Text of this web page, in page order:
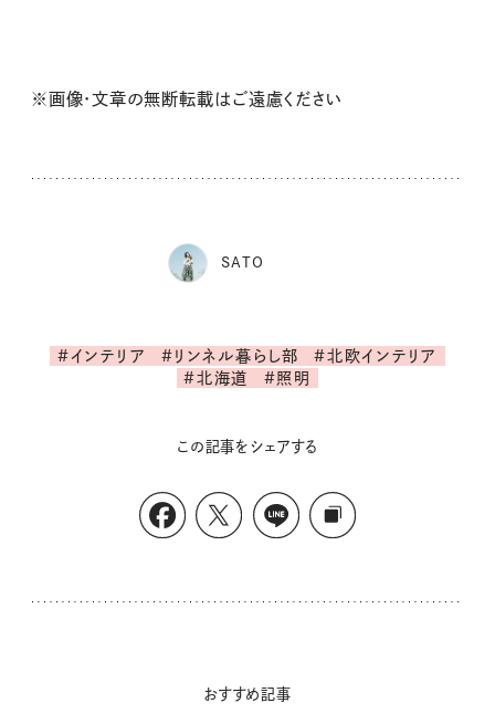
※画像・文章の無断転載はご遠慮ください
SATO
#インテリア #リンネル暮らし部
#北欧インテリア
#北海道
#照明
この記事をシェアする
おすすめ記事